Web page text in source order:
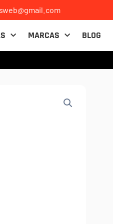
MARCAS BLOG